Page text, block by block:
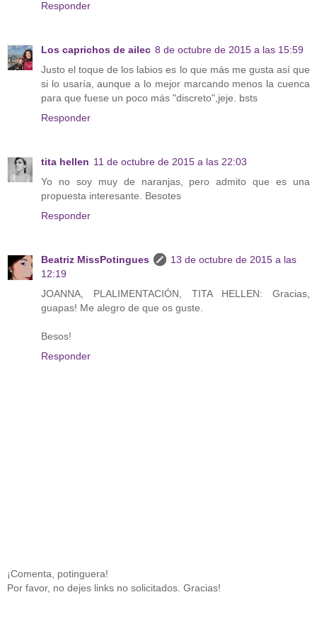
Responder
Los caprichos de ailec 8 de octubre de 2015 a las 15:59
Justo el toque de los labios es lo que más me gusta así que
si lo usaría, aunque a lo mejor marcando menos la cuenca
para que fuese un poco más "discreto",jeje. bsts
Responder
tita hellen 11 de octubre de 2015 a las 22:03
Yo no soy muy de naranjas, pero admito que es una
propuesta interesante. Besotes
Responder
Beatriz MissPotingues
13 de octubre de 2015 a las
12:19
JOANNA, PLALIMENTACIÓN, TITA HELLEN: Gracias,
guapas! Me alegro de que os guste.
Besos!
Responder
¡Comenta, potinguera!
Por favor, no dejes links no solicitados. Gracias!